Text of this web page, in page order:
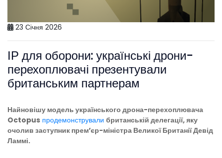
23 Січня 2026
ІР для оборони: українські дрони-
перехоплювачі презентували
британським партнерам
Найновішу модель українського дрона-перехоплювача
Octopus продемонстрували британській делегації, яку
очолив заступник премʼєр-міністра Великої Британії Девід
Ламмі.